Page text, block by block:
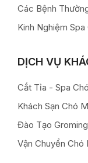
Các Bệnh
Kinh Nghiệm
DỊCH VỤ
Cắt Tỉa - Spa
Khách Sạn Chó
Đào Tạo Groming
Vận Chuyển Chó